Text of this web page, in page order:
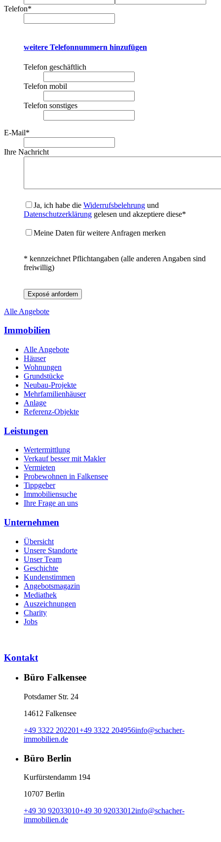
Telefon*
weitere Telefonnummern hinzufügen
Telefon geschäftlich
Telefon mobil
Telefon sonstiges
E-Mail*
Ihre Nachricht
Ja, ich habe die Widerrufsbelehrung und
Datenschutzerklärung gelesen und akzeptiere diese*
Meine Daten für weitere Anfragen merken
* kennzeichnet Pflichtangaben (alle anderen Angaben sind
freiwillig)
Exposé anfordern
Alle Angebote
Immobilien
Alle Angebote
Häuser
Wohnungen
Grundstücke
Neubau-Projekte
Mehrfamilienhäuser
Anlage
Referenz-Objekte
Leistungen
Wertermittlung
Verkauf besser mit Makler
Vermieten
Probewohnen in Falkensee
Tippgeber
Immobiliensuche
Ihre Frage an uns
Unternehmen
Übersicht
Unsere Standorte
Unser Team
Geschichte
Kundenstimmen
Angebotsmagazin
Mediathek
Auszeichnungen
Charity
Jobs
Kontakt
Büro Falkensee
Potsdamer Str. 24
14612 Falkensee
+49 3322 202201+49 3322 204956info@schacher-
immobilien.de
Büro Berlin
Kurfürstendamm 194
10707 Berlin
+49 30 92033010+49 30 92033012info@schacher-
immobilien.de